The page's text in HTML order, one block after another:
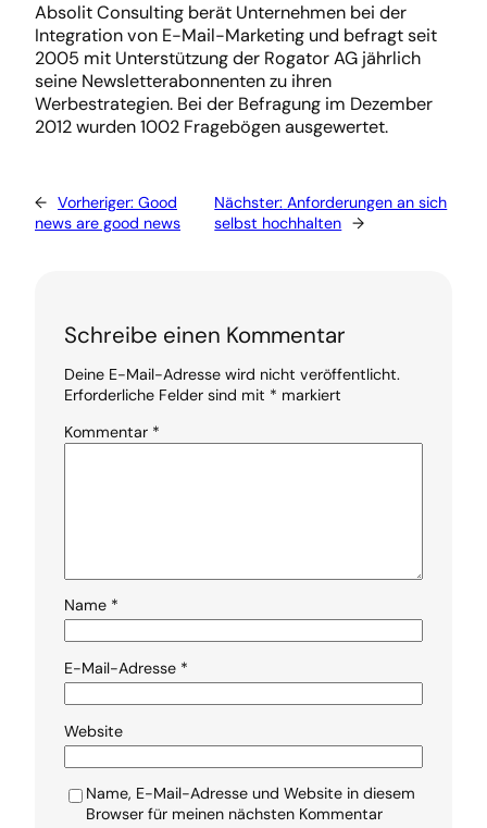
Absolit Consulting berät Unternehmen bei der
Integration von E-Mail-Marketing und befragt seit
2005 mit Unterstützung der Rogator AG jährlich
seine Newsletterabonnenten zu ihren
Werbestrategien. Bei der Befragung im Dezember
2012 wurden 1002 Fragebögen ausgewertet.
← Vorheriger: Good
news are good news
Nächster: Anforderungen an sich
selbst hochhalten →
Schreibe einen Kommentar
Deine E-Mail-Adresse wird nicht veröffentlicht.
Erforderliche Felder sind mit * markiert
Kommentar *
Name *
E-Mail-Adresse *
Website
Name, E-Mail-Adresse und Website in diesem
Browser für meinen nächsten Kommentar